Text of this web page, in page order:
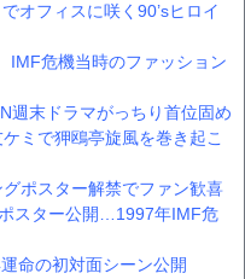
オフィスに咲く90’sヒロイ
IMF危機当時のファッション
週末ドラマがっちり首位固め
ミで狎鴎亭旋風を巻き起こ
ポスター解禁でファン歓喜
スター公開…1997年IMF危
命の初対面シーン公開